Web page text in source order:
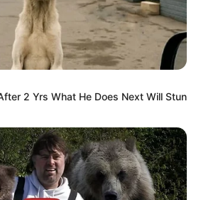
tiramos as suas dúvidas frequentes
o Curso Técnico
parte de uma parceria entre oMinistério
a UFRGS para o oferecimento do Curso
2 Yrs What He Does Next Will Stun